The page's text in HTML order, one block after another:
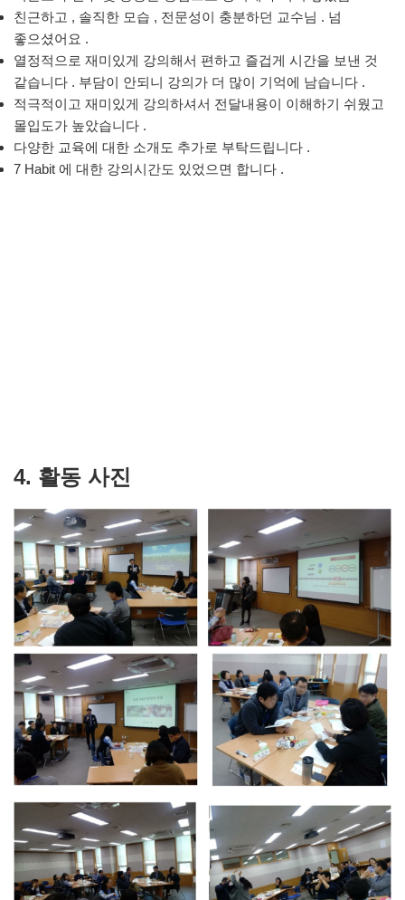
친근하고 , 솔직한 모습 , 전문성이 충분하던 교수님 . 넘
좋으셨어요 .
열정적으로 재미있게 강의해서 편하고 즐겁게 시간을 보낸 것
같습니다 . 부담이 안되니 강의가 더 많이 기억에 남습니다 .
적극적이고 재미있게 강의하셔서 전달내용이 이해하기 쉬웠고
몰입도가 높았습니다 .
다양한 교육에 대한 소개도 추가로 부탁드립니다 .
7 Habit 에 대한 강의시간도 있었으면 합니다 .
4. 활동 사진